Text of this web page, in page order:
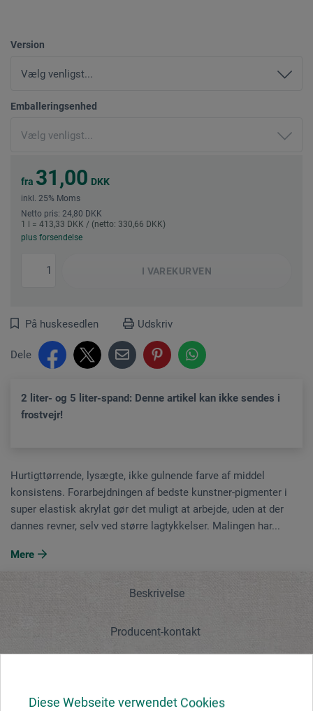
Diese Webseite verwendet Cookies
Version
Emballeringsenhed
fra 31,00 DKK
inkl. 25% Moms
Netto pris: 24,80 DKK
1 l = 413,33 DKK / (netto: 330,66 DKK)
plus forsendelse
I VAREKURVEN
På huskesedlen Udskriv
Dele
2 liter- og 5 liter-spand: Denne artikel kan ikke sendes i
frostvejr!
Hurtigttørrende, lysægte, ikke gulnende farve af middel
konsistens. Forarbejdningen af bedste kunstner-pigmenter i
super elastisk akrylat gør det muligt at arbejde, uden at der
dannes revner, selv ved større lagtykkelser. Malingen har...
Mere
Beskrivelse
Producent-kontakt
Beskrivelse